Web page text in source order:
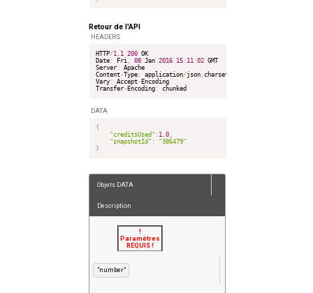
Retour de l'API
HEADERS
HTTP/1.1 200 OK
Date: Fri, 08 Jan 2016 15: 11:02 GMT
Server: Apache
Content-Type: application/json;charset
Vary: Accept- Encoding
Transfer- Encoding:
DATA
{
"creditsUsed" : 1.0,
"snapshotId" :
"386479"
}
Objets DATA
Description
!
Paramètres
REQUIS !
"number"